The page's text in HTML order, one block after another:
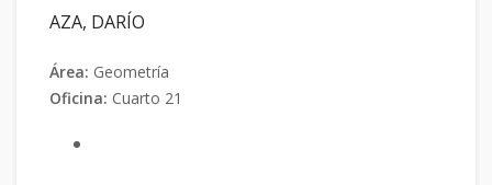
AZA, DARÍO
Área: Geometría
Oficina: Cuarto 21